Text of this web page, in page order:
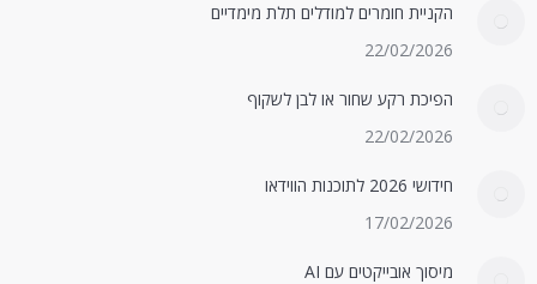
הקניית חומרים למודלים תלת מימדיים
22/02/2026
הפיכת רקע שחור או לבן לשקוף
22/02/2026
חידושי 2026 לתוכנות הווידאו
17/02/2026
מיסוך אובייקטים עם AI